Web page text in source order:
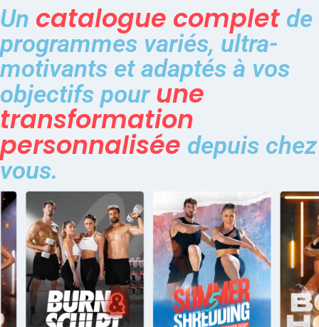
Un catalogue complet de
programmes variés, ultra-
motivants et adaptés à vos
objectifs pour une
transformation
personnalisée depuis chez
vous.